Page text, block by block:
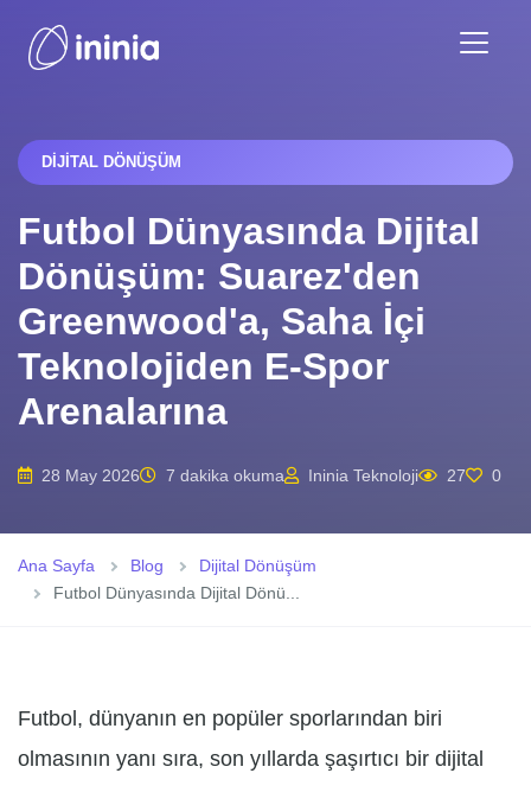
DIJITAL DÖNÜŞÜM
Futbol Dünyasında Dijital
Dönüşüm: Suarez'den
Greenwood'a, Saha İçi
Teknolojiden E-Spor
Arenalarına
28 May 2026 7 dakika okuma Ininia Teknoloji 27 0
Ana Sayfa Blog
Dijital Dönüşüm
Futbol Dünyasında Dijital Dönü...
Futbol, dünyanın en popüler sporlarından biri
olmasının yanı sıra, son yıllarda şaşırtıcı bir dijital